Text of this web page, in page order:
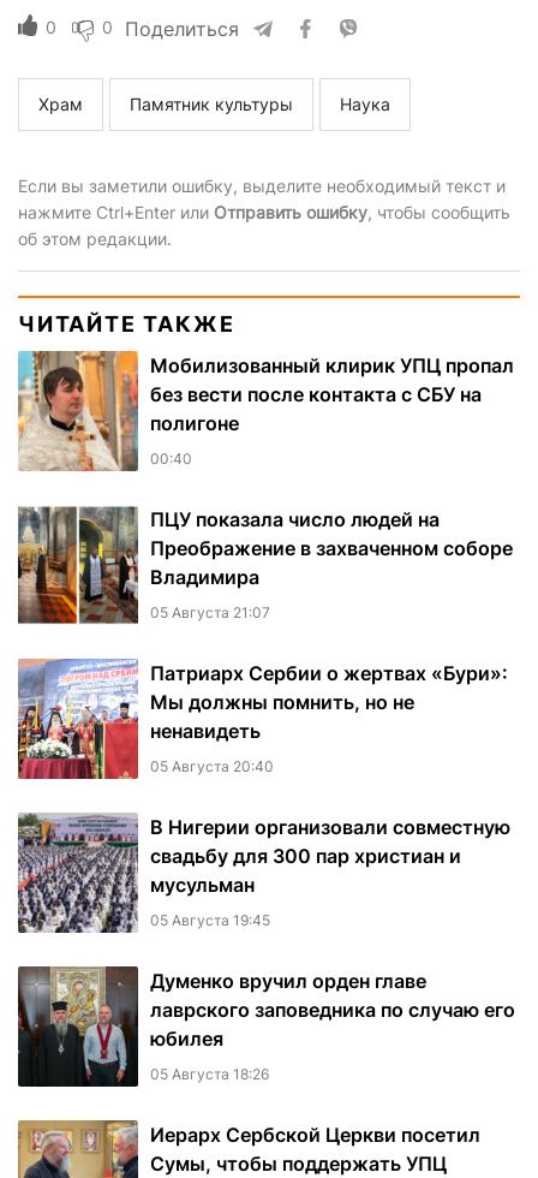
0 0 Поделиться
Храм Памятник культуры Наука
Если вы заметили ошибку, выделите необходимый текст и
нажмите Ctrl+Enter или Отправить ошибку, чтобы сообщить
об этом редакции.
ЧИТАЙТЕ ТАКЖЕ
Мобилизованный клирик УПЦ пропал
без вести после контакта с СБУ на
полигоне
00:40
ПЦУ показала число людей на
Преображение в захваченном соборе
Владимира
05 Августа 21:07
Патриарх Сербии о жертвах «Бури»:
Мы должны помнить, но не
ненавидеть
05 Августа 20:40
В Нигерии организовали совместную
свадьбу для 300 пар христиан и
мусульман
05 Августа 19:45
Думенко вручил орден главе
лаврского заповедника по случаю его
юбилея
05 Августа 18:26
Иерарх Сербской Церкви посетил
Сумы, чтобы поддержать УПЦ